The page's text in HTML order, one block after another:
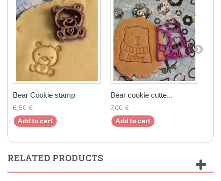
Bear Cookie stamp
6,50 €
Add to cart
Bear cookie cutte...
7,00 €
Add to cart
RELATED PRODUCTS